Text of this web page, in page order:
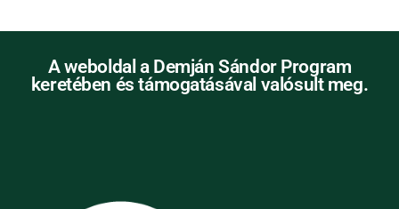
A weboldal a Demján Sándor Program
keretében és támogatásával valósult meg.